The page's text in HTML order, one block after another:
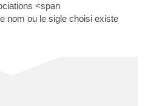
<span
nom ou le sigle choisi existe